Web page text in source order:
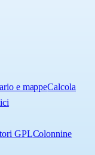
e mappeCalcola
GPLColonnine